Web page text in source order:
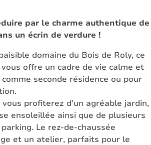
par le charme authentique de
un écrin de verdure !
domaine du Bois de Roly, ce
offre un cadre de vie calme et
seconde résidence ou pour
profiterez d'un agréable jardin,
ensoleillée ainsi que de plusieurs
Le rez-de-chaussée
et un atelier, parfaits pour le